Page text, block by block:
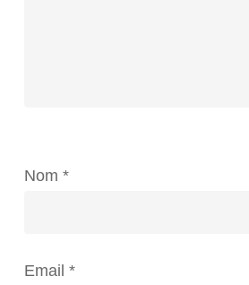
Nom *
Email *